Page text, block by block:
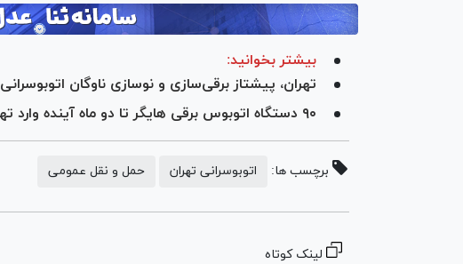
بیشتر بخوانید:
تهران، پیشتاز برقی‌سازی و نوسازی ناوگان اتوبوسرانی
۹۰ دستگاه اتوبوس برقی هایگر تا دو ماه آینده وارد تهران می‌شود
برچسب ها: اتوبوسرانی تهران حمل و نقل عمومی
لینک کوتاه